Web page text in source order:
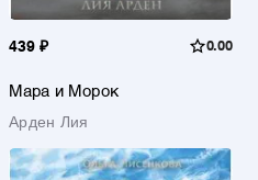
439 ₽ 0.00
Мара и Морок
Арден Лия